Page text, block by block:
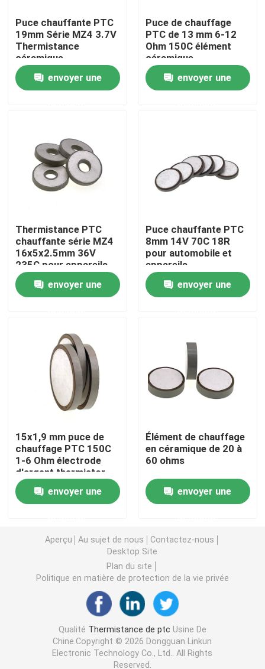
À la maison
À propos de nous
Contrôle de la qualité
Nous contacter
Les affaires
Thermistance de ptc
Puce de chauffage PTC
Thermistors NTC
Le thermistore NTC de puissance
Capteur de température de NTC
Varistance CMS
Puce chauffante PTC
19mm Série MZ4 3.7V
Thermistance
céramique
envoyer une
Puce de chauffage
PTC de 13 mm 6-12
Ohm 150C élément
céramique
envoyer une
Thermistance PTC
chauffante série MZ4
16x5x2.5mm 36V
235C pour appareils
automobiles
envoyer une
Puce chauffante PTC
8mm 14V 70C 18R
pour automobile et
appareils
électroménagers
envoyer une
15x1,9 mm puce de
chauffage PTC 150C
1-6 Ohm électrode
d'argent thermistor
envoyer une
Élément de chauffage
en céramique de 20 à
60 ohms
envoyer une
Aperçu Au sujet de nous
Contactez-nous
Desktop Site
Plan du site
Politique en matière de protection de la vie privée
Qualité Thermistance de ptc Usine De
Chine.Copyright © 2026 Dongguan Linkun
Electronic Technology Co., Ltd.. All Rights
Reserved.